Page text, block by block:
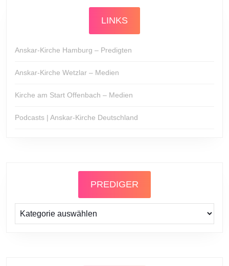
LINKS
Anskar-Kirche Hamburg – Predigten
Anskar-Kirche Wetzlar – Medien
Kirche am Start Offenbach – Medien
Podcasts | Anskar-Kirche Deutschland
PREDIGER
Prediger